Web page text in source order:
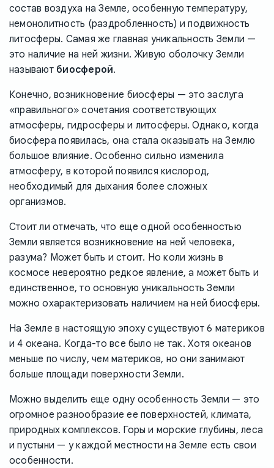
состав воздуха на Земле, особенную температуру,
немонолитность (раздробленность) и подвижность
литосферы. Самая же главная уникальность Земли —
это наличие на ней жизни. Живую оболочку Земли
называют биосферой.
Конечно, возникновение биосферы — это заслуга
«правильного» сочетания соответствующих
атмосферы, гидросферы и литосферы. Однако, когда
биосфера появилась, она стала оказывать на Землю
большое влияние. Особенно сильно изменила
атмосферу, в которой появился кислород,
необходимый для дыхания более сложных
организмов.
Стоит ли отмечать, что еще одной особенностью
Земли является возникновение на ней человека,
разума? Может быть и стоит. Но коли жизнь в
космосе невероятно редкое явление, а может быть и
единственное, то основную уникальность Земли
можно охарактеризовать наличием на ней биосферы.
На Земле в настоящую эпоху существуют 6 материков
и 4 океана. Когда-то все было не так. Хотя океанов
меньше по числу, чем материков, но они занимают
больше площади поверхности Земли.
Можно выделить еще одну особенность Земли — это
огромное разнообразие ее поверхностей, климата,
природных комплексов. Горы и морские глубины, леса
и пустыни — у каждой местности на Земле есть свои
особенности.